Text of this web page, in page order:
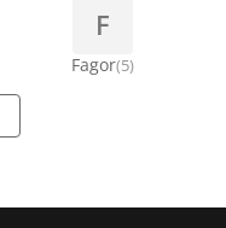
F
Fagor(5)